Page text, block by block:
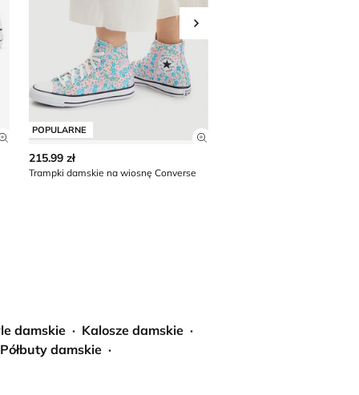
Zobacz szczegóły produktu
POPULARNE
Zobacz szczegóły
215.99 zł
Trampki damskie na wiosnę Converse
Przesuń w prawo
damskie
Kalosze damskie
Półbuty damskie